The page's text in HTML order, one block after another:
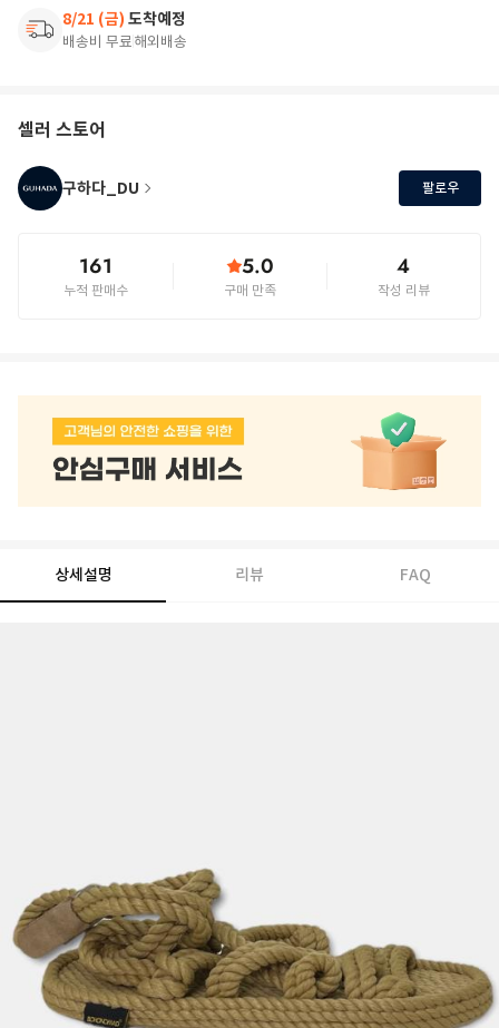
8/21 (금) 도착예정
배송비 무료해외배송
셀러 스토어
구하다_DU 팔로우
161
누적 판매수
5.0
구매 만족
4
작성 리뷰
상세설명 리뷰 FAQ